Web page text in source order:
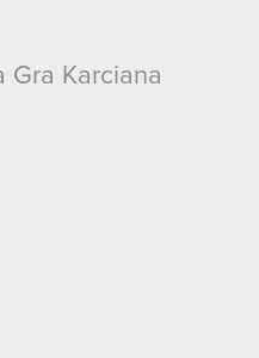
Gra Karciana